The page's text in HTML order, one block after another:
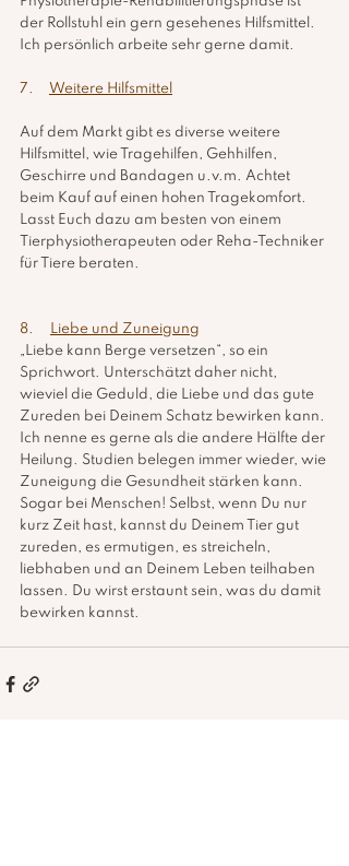
der Rollstuhl ein gern gesehenes Hilfsmittel.
Ich persönlich arbeite sehr gerne damit.
7. Weitere Hilfsmittel
Auf dem Markt gibt es diverse weitere
Hilfsmittel, wie Tragehilfen, Gehhilfen,
Geschirre und Bandagen u.v.m. Achtet
beim Kauf auf einen hohen Tragekomfort.
Lasst Euch dazu am besten von einem
Tierphysiotherapeuten oder Reha-Techniker
für Tiere beraten.
8.
Liebe und Zuneigung
„Liebe kann Berge versetzen“, so ein
Sprichwort. Unterschätzt daher nicht,
wieviel die Geduld, die Liebe und das gute
Zureden bei Deinem Schatz bewirken kann.
Ich nenne es gerne als die andere Hälfte der
Heilung. Studien belegen immer wieder, wie
Zuneigung die Gesundheit stärken kann.
Sogar bei Menschen! Selbst, wenn Du nur
kurz Zeit hast, kannst du Deinem Tier gut
zureden, es ermutigen, es streicheln,
liebhaben und an Deinem Leben teilhaben
lassen. Du wirst erstaunt sein, was du damit
bewirken kannst.